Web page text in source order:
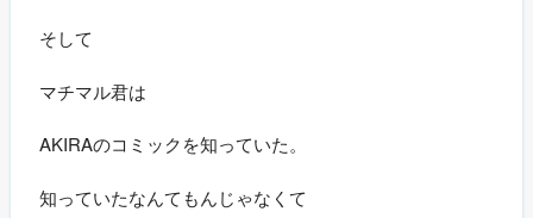
そして
マチマル君は
AKIRAのコミックを知っていた。
知っていたなんてもんじゃなくて